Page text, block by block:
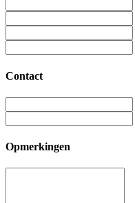
Contact
Opmerkingen